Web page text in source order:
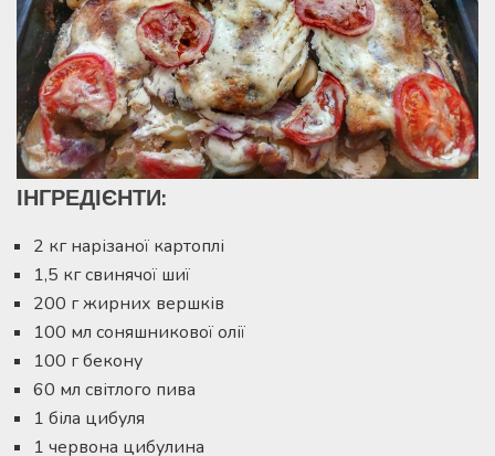
ІНГРЕДІЄНТИ:
2 кг нарізаної картоплі
1,5 кг свинячої шиї
200 г жирних вершків
100 мл соняшникової олії
100 г бекону
60 мл світлого пива
1 біла цибуля
1 червона цибулина